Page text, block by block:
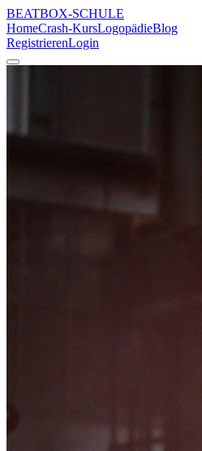
BEATBOX-SCHULE
HomeCrash-KursLogopädieBlog
RegistrierenLogin